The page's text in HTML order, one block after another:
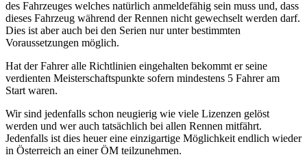
des Fahrzeuges welches natürlich anmeldefähig sein muss und, dass
dieses Fahrzeug während der Rennen nicht gewechselt werden darf.
Dies ist aber auch bei den Serien nur unter bestimmten
Voraussetzungen möglich.
Hat der Fahrer alle Richtlinien eingehalten bekommt er seine
verdienten Meisterschaftspunkte sofern mindestens 5 Fahrer am
Start waren.
Wir sind jedenfalls schon neugierig wie viele Lizenzen gelöst
werden und wer auch tatsächlich bei allen Rennen mitfährt.
Jedenfalls ist dies heuer eine einzigartige Möglichkeit endlich wieder
in Österreich an einer ÖM teilzunehmen.